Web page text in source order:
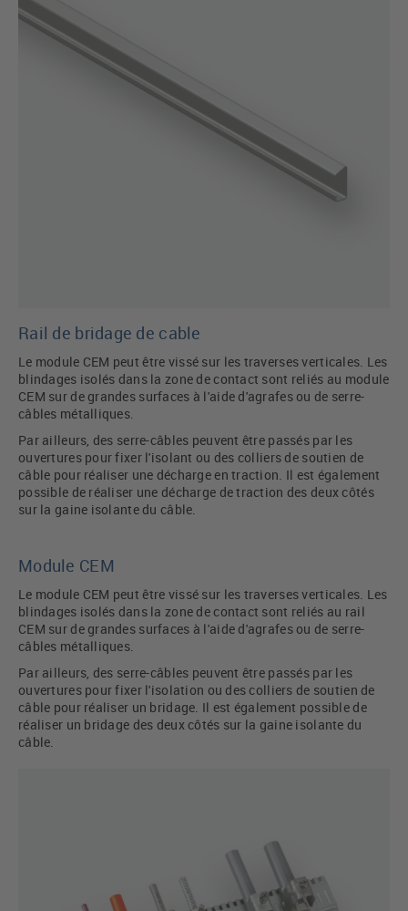
Rail de bridage de cable
Le module CEM peut être vissé sur les traverses verticales. Les
blindages isolés dans la zone de contact sont reliés au module
CEM sur de grandes surfaces à l'aide d'agrafes ou de serre-
câbles métalliques.
Par ailleurs, des serre-câbles peuvent être passés par les
ouvertures pour fixer l'isolant ou des colliers de soutien de
câble pour réaliser une décharge en traction. Il est également
possible de réaliser une décharge de traction des deux côtés
sur la gaine isolante du câble.
Module CEM
Le module CEM peut être vissé sur les traverses verticales. Les
blindages isolés dans la zone de contact sont reliés au rail
CEM sur de grandes surfaces à l'aide d'agrafes ou de serre-
câbles métalliques.
Par ailleurs, des serre-câbles peuvent être passés par les
ouvertures pour fixer l'isolation ou des colliers de soutien de
câble pour réaliser un bridage. Il est également possible de
réaliser un bridage des deux côtés sur la gaine isolante du
câble.